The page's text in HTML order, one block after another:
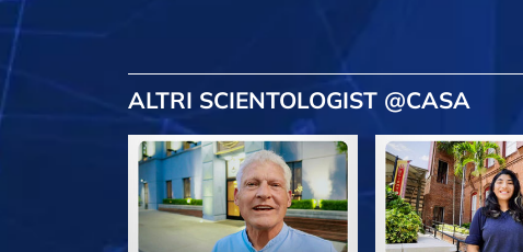
ALTRI SCIENTOLOGIST @CASA